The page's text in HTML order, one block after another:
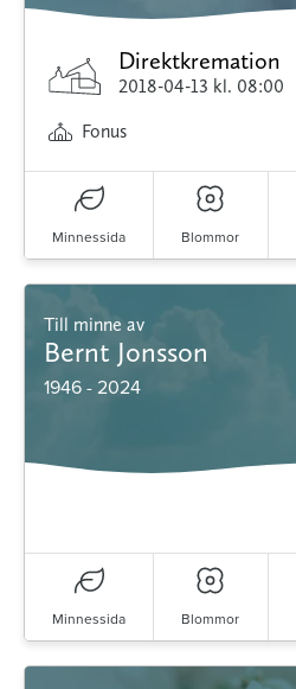
Direktkremation
2018-04-13 kl. 08:00
Fonus
Minnessida Blommor
Till minne av
Bernt Jonsson
1946 - 2024
Minnessida Blommor